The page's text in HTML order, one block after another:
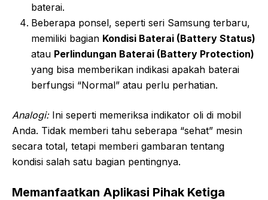
baterai.
Beberapa ponsel, seperti seri Samsung terbaru,
memiliki bagian Kondisi Baterai (Battery Status)
atau Perlindungan Baterai (Battery Protection)
yang bisa memberikan indikasi apakah baterai
berfungsi “Normal” atau perlu perhatian.
Analogi:Ini seperti memeriksa indikator oli di mobil
Anda. Tidak memberi tahu seberapa “sehat” mesin
secara total, tetapi memberi gambaran tentang
kondisi salah satu bagian pentingnya.
Memanfaatkan Aplikasi Pihak Ketiga